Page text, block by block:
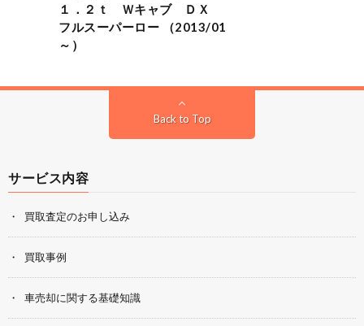
１．２ｔ Ｗキャブ ＤＸ
フルスーパーロー （2013/01
～）
Back to Top
サービス内容
買取査定のお申し込み
買取事例
車売却に関する基礎知識